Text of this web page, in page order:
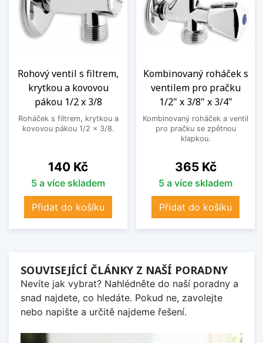
Rohový ventil s filtrem,
krytkou a kovovou
pákou 1/2 x 3/8
Roháček s filtrem, krytkou a
kovovou pákou 1/2 x 3/8.
Cena
140 Kč
5 a více skladem
Přidat do košíku
Kombinovaný roháček s
ventilem pro pračku
1/2" x 3/8" x 3/4"
Kombinovaný roháček a ventil
pro pračku se zpětnou
klapkou.
Cena
365 Kč
5 a více skladem
Přidat do košíku
SOUVISEJÍCÍ ČLÁNKY Z NAŠÍ PORADNY
Nevíte jak vybrat? Nahlédněte do naší poradny a
snad najdete, co hledáte. Pokud ne, zavolejte
nebo napište a určitě najdeme řešení.